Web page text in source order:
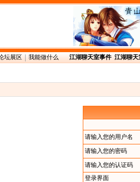
坛展区 我能做什么 江湖聊天室事件 江湖聊天
请输入您的用户名
请输入您的密码
请输入您的认证码
登录界面